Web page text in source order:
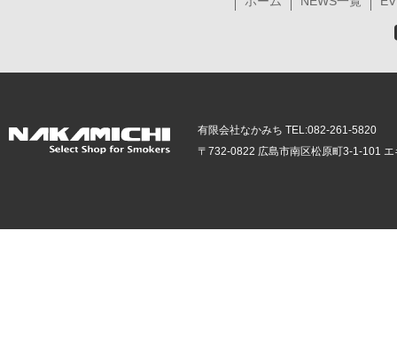
有限会社なかみち TEL:082-261-5820
〒732-0822 広島市南区松原町3-1-101